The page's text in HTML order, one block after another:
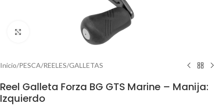
Inicio/PESCA/REELES/GALLETAS
Reel Galleta Forza BG GTS Marine – Manija:
Izquierdo